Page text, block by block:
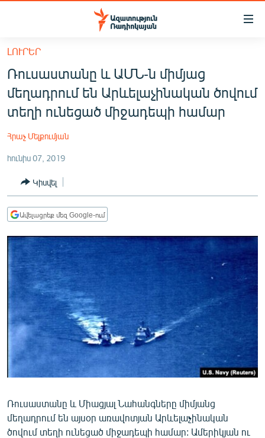
Մատչելիության
հիմնական
բովանդակությանը
Անցնել
հիմնական
մենյուին
ՔԱՂԱՔԱԿԱՆ
ՏՆՏԵՍՈՒԹՅՈՒՆ
ՂԱՐԱԲԱՂ
ՏԱՐԱԾԱՇՐՋԱՆ
ՄԻՋԱԶԳԱՅԻՆ
ՄՇԱԿՈՒՅԹ
ՍՊՈՐՏ
ՄԵԿՆԱԲԱՆՈՒԹՅՈՒՆ
ՏՏ ԵՒ ԻՆՏԵՐՆԵՏ
ԱՐԽԻՎ
ՏԵՍԱՆՅՈՒԹԵՐ
ԼՈՒՐԵՐ
Ռուսաստանը և ԱՄՆ-ն միմյաց
մեղադրում են Արևելաչինական ծովում
տեղի ունեցած միջադեպի համար
Հրաչ Մելքումյան
հունիս 07, 2019
Կիսվել
Ավելացրեք մեզ Google-ում
Ռուսաստանը և Միացյալ Նահանգները միմյանց
մեղադրում են այսօր առավոտյան Արևելաչինական
ծովում տեղի ունեցած միջադեպի համար: Ամերիկյան ու